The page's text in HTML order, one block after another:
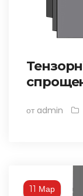
от admin
11 Мар